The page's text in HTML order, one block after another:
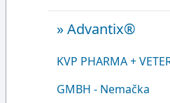
»Advantix®
KVP PHARMA +
GMBH - Nemačka